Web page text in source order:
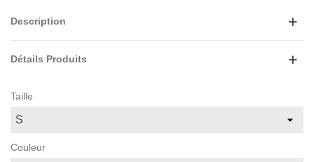
Description
Détails Produits
Taille
Couleur